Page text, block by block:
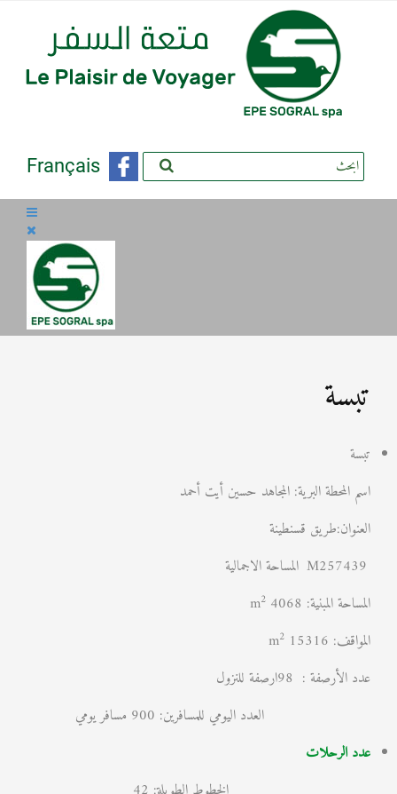
Français
تبسة
تبسة
اسم المحطة البرية: المجاهد حسين أيت أحمد
العنوان:طريق قسنطينة
M257439 المساحة الاجمالية
المساحة المبنية: 4068 m
2
المواقف: 15316 m 2
عدد الأرصفة : 98ارصفة للنزول
العدد اليومي للمسافرين: 900 مسافر يومي
عدد الرحلات